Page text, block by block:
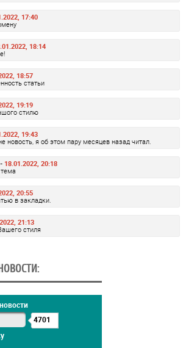
17:40
18:14
18:57
статьи
19:19
стилю
19:43
новость, я об этом пару месяцев назад читал.
18.01.2022, 20:18
20:55
в закладки.
21:13
стиля
4701